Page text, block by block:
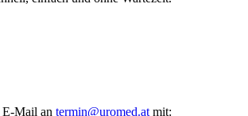
E-Mail an termin@uromed.at mit: